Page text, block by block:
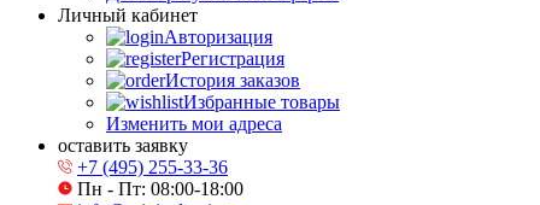
Личный кабинет
Авторизация
Регистрация
История заказов
Избранные товары
Изменить мои адреса
оставить заявку
+7 (495) 255-33-36
Пн - Пт: 08:00-18:00